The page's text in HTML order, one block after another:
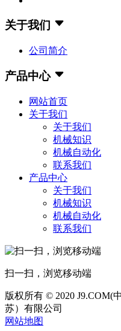
关于我们
公司简介
产品中心
网站首页
关于我们
关于我们
机械知识
机械自动化
联系我们
产品中心
关于我们
机械知识
机械自动化
联系我们
扫一扫，浏览移动端
版权所有 © 2020 J9.COM(
苏）有限公司
网站地图